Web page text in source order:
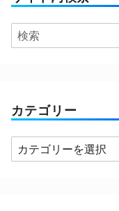
カテゴリー
カ
テ